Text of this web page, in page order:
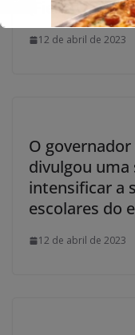
(Fies).
12 de abril de 2023
O governador
divulgou uma
intensificar a
escolares do
12 de abril de 2023